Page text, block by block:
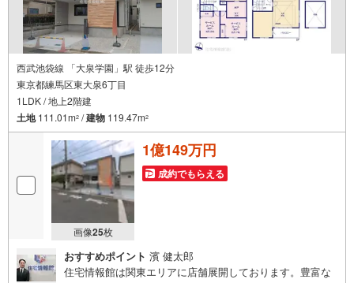
西武池袋線 「大泉学園」駅 徒歩12分
東京都練馬区東大泉6丁目
1LDK / 地上2階建
土地111.01m2 /建物 119.47m2
画像25枚
1億149万円
成約でもらえる
おすすめポイント 濱 健太郎
住宅情報館は関東エリアに店舗展開しております。豊富な